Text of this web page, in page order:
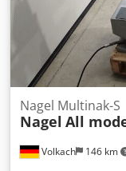
Volkach 146 km
Nagel Multinak-S
Nagel All